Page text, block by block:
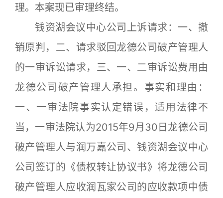
理。本案现已审理终结。
钱资湖会议中心公司上诉请求：一、撤
销原判，二、请求驳回龙德公司破产管理人
的一审诉讼请求，三、一、二审诉讼费用由
龙德公司破产管理人承担。事实和理由：
一、一审法院事实认定错误，适用法律不
当，一审法院认为2015年9月30日龙德公司
破产管理人与润万嘉公司、钱资湖会议中心
公司签订的《债权转让协议书》将龙德公司
破产管理人应收润瓦家公司的应收款项中债